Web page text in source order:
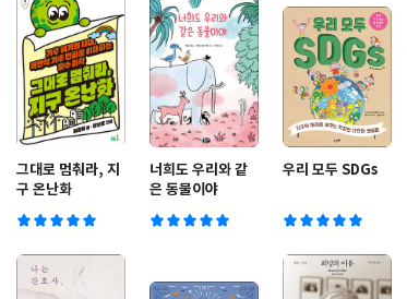
그대로 멈춰라, 지
구 온난화
너희도 우리와 같
은 동물이야
우리 모두 SDGs